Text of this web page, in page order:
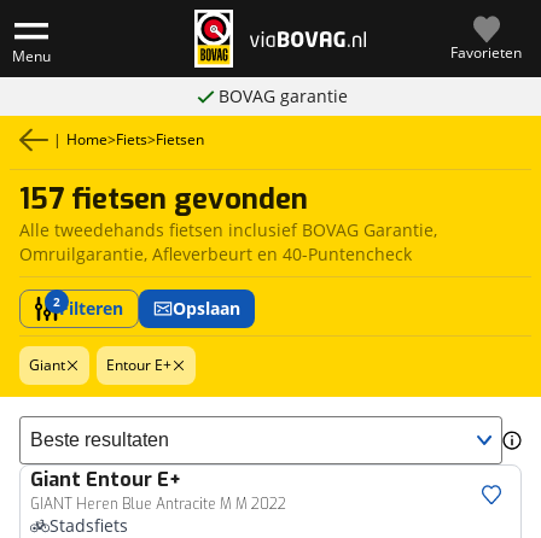
Menu Favorieten
BOVAG garantie
| Home>Fiets>Fietsen
157 fietsen gevonden
Alle tweedehands fietsen inclusief BOVAG Garantie,
Omruilgarantie, Afleverbeurt en 40-Puntencheck
2Filteren Opslaan
Giant Entour E+
Sorteer resultaten
Giant Entour E+
GIANT Heren Blue Antracite M M 2022
Stadsfiets